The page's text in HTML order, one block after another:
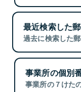
最近検索した
過去に検索した
事業所の個別
事業所の７けた